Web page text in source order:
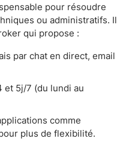
pour résoudre
ou administratifs. Il
qui propose :
par chat en direct, email
5j/7 (du lundi au
comme
plus de flexibilité.